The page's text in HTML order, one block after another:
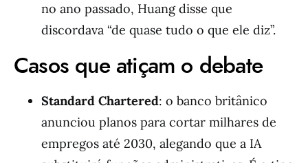
no ano passado, Huang disse que
discordava “de quase tudo o que ele diz”.
Casos que atiçam o debate
Standard Chartered: o banco britânico
anunciou planos para cortar milhares de
empregos até 2030, alegando que a IA